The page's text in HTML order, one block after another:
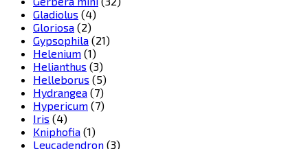
Gladiolus (4)
Gloriosa (2)
Gypsophila (21)
Helenium (1)
Helianthus (3)
Helleborus (5)
Hydrangea (7)
Hypericum (7)
Iris (4)
Kniphofia (1)
Leucadendron (3)